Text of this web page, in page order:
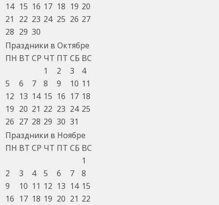
14 15 16 17 18 19 20
21
22 23 24 25 26 27
28 29 30
Праздники в Октябре
ПН ВТ СР ЧТ ПТ СБ ВС
1
2 3
4
5
6 7 8 9 10 11
12 13 14 15 16 17 18
19 20 21 22 23 24 25
26 27 28 29 30 31
Праздники в Ноябре
ПН ВТ СР ЧТ ПТ СБ ВС
1
2
3 4 5 6 7
8
9
10 11 12 13 14 15
16 17 18 19 20 21 22